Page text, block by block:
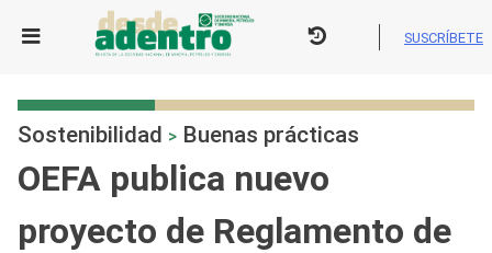
SUSCRÍBETE
Sostenibilidad > Buenas prácticas
OEFA publica nuevo
proyecto de Reglamento de